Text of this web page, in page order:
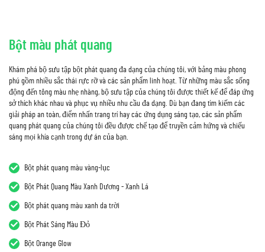
Bột màu phát quang
Khám phá bộ sưu tập bột phát quang đa dạng của chúng tôi, với bảng màu phong
phú gồm nhiều sắc thái rực rỡ và các sản phẩm linh hoạt. Từ những màu sắc sống
động đến tông màu nhẹ nhàng, bộ sưu tập của chúng tôi được thiết kế để đáp ứng
sở thích khác nhau và phục vụ nhiều nhu cầu đa dạng. Dù bạn đang tìm kiếm các
giải pháp an toàn, điểm nhấn trang trí hay các ứng dụng sáng tạo, các sản phẩm
quang phát quang của chúng tôi đều được chế tạo để truyền cảm hứng và chiếu
sáng mọi khía cạnh trong dự án của bạn.
Bột phát quang màu vàng-lục
Bột Phát Quang Màu Xanh Dương - Xanh Lá
Bột phát quang màu xanh da trời
Bột Phát Sáng Màu Đỏ
Bột Orange Glow